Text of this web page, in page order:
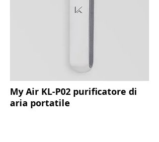
​My Air KL-P02 purificatore di
aria portatile